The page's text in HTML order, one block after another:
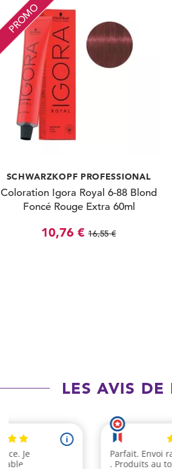
PROMO
SCHWARZKOPF PROFESSIONAL
Coloration Igora Royal 6-88 Blond
Foncé Rouge Extra 60ml
10,76 € 16,55 €
LES AVIS DE